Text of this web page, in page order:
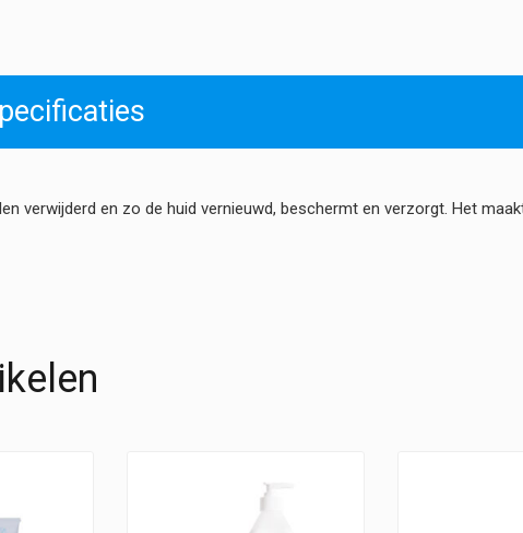
verwijderd en zo de huid vernieuwd, beschermt en verzorgt. Het